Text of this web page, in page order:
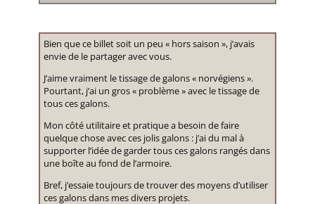
Bien que ce billet soit un peu « hors saison », j’avais
envie de le partager avec vous.
J’aime vraiment le tissage de galons « norvégiens ».
Pourtant, j’ai un gros « problème » avec le tissage de
tous ces galons.
Mon côté utilitaire et pratique a besoin de faire
quelque chose avec ces jolis galons : j’ai du mal à
supporter l’idée de garder tous ces galons rangés dans
une boîte au fond de l’armoire.
Bref, j’essaie toujours de trouver des moyens d’utiliser
ces galons dans mes divers projets.